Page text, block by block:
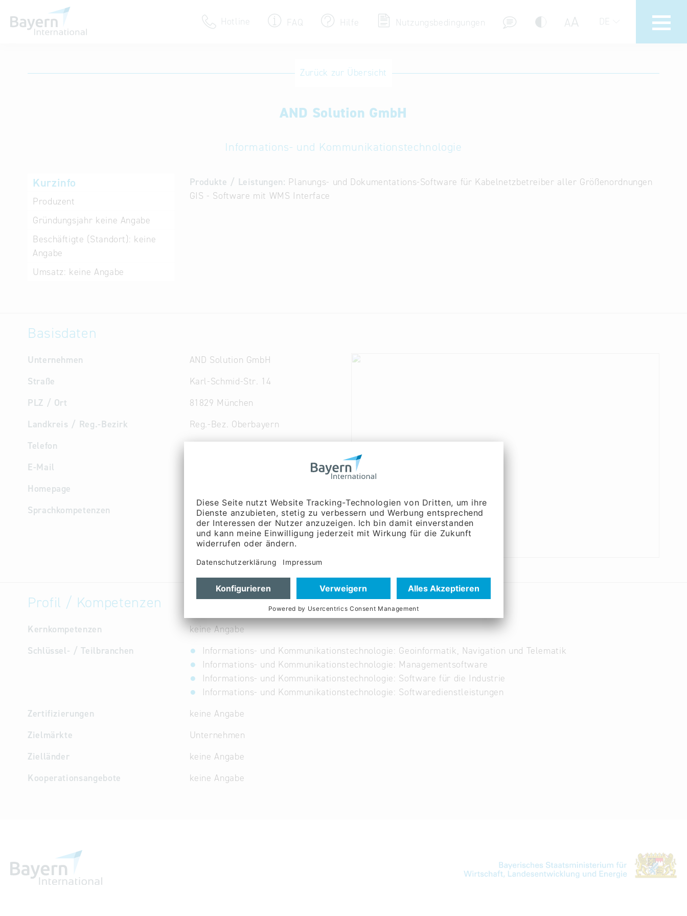
Hotline FAQ Hilfe Nutzungsbedingungen AA DE
Eintrag ändern / löschen
Aktualisieren Sie Ihren bestehenden Eintrag
Internationale Datenbanken
der Slowakei
Zurück zur Übersicht
AND Solution GmbH
Informations- und Kommunikationstechnologie
Kurzinfo
Produzent
Gründungsjahr keine Angabe
Beschäftigte (Standort): keine
Angabe
Umsatz: keine Angabe
Produkte / Leistungen: Planungs- und Dokumentations-Software für Kabelnetzbetreiber aller Größenordnungen
GIS - Software mit WMS Interface
Basisdaten
Unternehmen
AND Solution GmbH
Straße
Karl-Schmid-Str. 14
PLZ / Ort
81829 München
Landkreis / Reg.-Bezirk
Reg.-Bez. Oberbayern
Telefon
+49 89 74 35 33 0
E-Mail
Homepage
Sprachkompetenzen
Deutsch, Englisch
Profil / Kompetenzen
Kernkompetenzen
keine Angabe
Schlüssel- / Teilbranchen
Informations- und Kommunikationstechnologie: Geoinformatik, Navigation und Telematik
Informations- und Kommunikationstechnologie: Managementsoftware
Informations- und Kommunikationstechnologie: Software für die Industrie
Informations- und Kommunikationstechnologie: Softwaredienstleistungen
Zertifizierungen
keine Angabe
Zielmärkte
Unternehmen
Zielländer
keine Angabe
Kooperationsangebote
keine Angabe